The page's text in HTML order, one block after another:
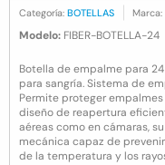
Categoría: BOTELLAS Marca:
Modelo: FIBER-BOTELLA-24
Botella de empalme para
para sangría. Sistema de
Permite proteger
diseño de reapertura
aéreas como en cámaras,
mecánica capaz de
de la temperatura y los